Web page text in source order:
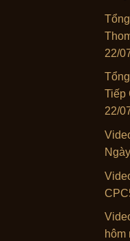
22/
Tiếp
22/
hôm